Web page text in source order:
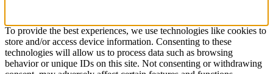
To provide the best experiences, we use technologies like cookies to
store and/or access device information. Consenting to these
technologies will allow us to process data such as browsing
behavior or unique IDs on this site. Not consenting or withdrawing